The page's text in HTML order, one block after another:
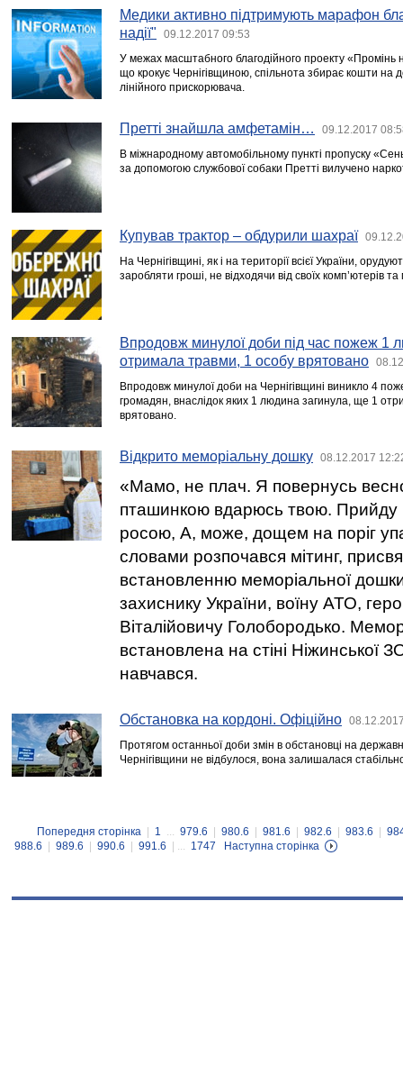
Медики активно підтримують марафон
надії"
09.12.2017 09:53
У межах масштабного благодійного проекту
що крокує Чернігівщиною, спільнота збирає кошти на
лінійного прискорювача.
Претті знайшла амфетамін… 09.12.2017
В міжнародному автомобільному пункті пропуску
за допомогою службової собаки Претті вилучено
Купував трактор – обдурили шахраї
На Чернігівщині, як і на території всієї України,
заробляти гроші, не відходячи від своїх комп’ютерів
Впродовж минулої доби під час пожеж 1
отримала травми, 1 особу врятовано
Впродовж минулої доби на Чернігівщині виникло 4
громадян, внаслідок яких 1 людина загинула, ще 1
врятовано.
Відкрито меморіальну дошку 08.12.2017
«Мамо, не плач. Я повернусь
пташинкою вдарюсь твою. Прийду
росою, А, може, дощем на поріг
словами розпочався мітинг,
встановленню меморіальної
захиснику України, воїну АТО,
Віталійовичу Голобородько.
встановлена на стіні Ніжинської
навчався.
Обстановка на кордоні. Офіційно
Протягом останньої доби змін в обстановці на
Чернігівщини не відбулося, вона залишалася
Попередня сторінка 1 ... 979.6 980.6 981.6 982.6 983.6
988.6
989.6 990.6 991.6 | ... 1747 Наступна сторінка